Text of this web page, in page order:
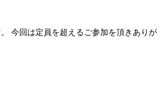
今回は定員を超えるご参加を頂きありが